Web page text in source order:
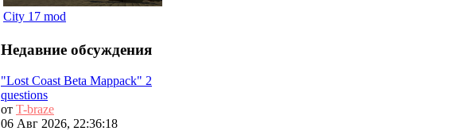
City 17 mod
Недавние обсуждения
"Lost Coast Beta Mappack" 2
questions
от T-braze
06 Авг 2026, 22:36:18